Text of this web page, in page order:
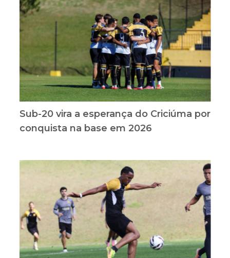
Sub-20 vira a esperança do Criciúma por
conquista na base em 2026